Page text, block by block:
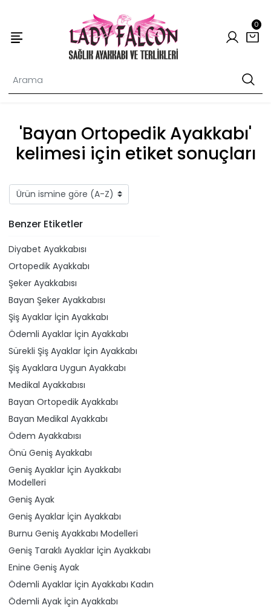
0
'Bayan Ortopedik Ayakkabı'
kelimesi için etiket sonuçları
Benzer Etiketler
Diyabet Ayakkabısı
Ortopedik Ayakkabı
Şeker Ayakkabısı
Bayan Şeker Ayakkabısı
Şiş Ayaklar İçin Ayakkabı
Ödemli Ayaklar İçin Ayakkabı
Sürekli Şiş Ayaklar İçin Ayakkabı
Şiş Ayaklara Uygun Ayakkabı
Medikal Ayakkabısı
Bayan Ortopedik Ayakkabı
Bayan Medikal Ayakkabı
Ödem Ayakkabısı
Önü Geniş Ayakkabı
Geniş Ayaklar İçin Ayakkabı
Modelleri
Geniş Ayak
Geniş Ayaklar İçin Ayakkabı
Burnu Geniş Ayakkabı Modelleri
Geniş Taraklı Ayaklar İçin Ayakkabı
Enine Geniş Ayak
Ödemli Ayaklar İçin Ayakkabı Kadın
Ödemli Ayak İçin Ayakkabı